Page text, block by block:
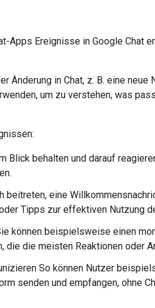
Apps Ereignisse in Google Chat
Änderung in Chat, z. B. eine neue
um zu verstehen, was
Blick behalten und darauf
beitreten, eine
Tipps zur effektiven Nutzung
können beispielsweise einen
die meisten Reaktionen oder
So können Nutzer
senden und empfangen, ohne